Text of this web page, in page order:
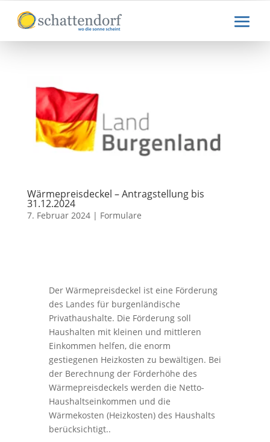
Wärmepreisdeckel – Antragstellung bis
31.12.2024
7. Februar 2024| Formulare
Der Wärmepreisdeckel ist eine Förderung
des Landes für burgenländische
Privathaushalte. Die Förderung soll
Haushalten mit kleinen und mittleren
Einkommen helfen, die enorm
gestiegenen Heizkosten zu bewältigen. Bei
der Berechnung der Förderhöhe des
Wärmepreisdeckels werden die Netto-
Haushaltseinkommen und die
Wärmekosten (Heizkosten) des Haushalts
berücksichtigt..